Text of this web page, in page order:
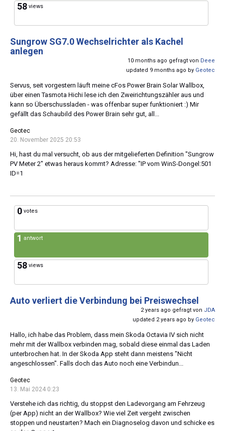
58 views
Sungrow SG7.0 Wechselrichter als Kachel
anlegen
10 months ago gefragt von Deee
updated 9 months ago by Geotec
Servus, seit vorgestern läuft meine cFos Power Brain Solar Wallbox,
über einen Tasmota Hichi lese ich den Zweirichtungszähler aus und
kann so Überschussladen - was offenbar super funktioniert :) Mir
gefällt das Schaubild des Power Brain sehr gut, all...
Geotec
20. November 2025 20:53
Hi, hast du mal versucht, ob aus der mitgelieferten Definition "Sungrow
PV Meter 2" etwas heraus kommt? Adresse: "IP vom WinS-Dongel:501
ID=1
0 votes
1 antwort
58 views
Auto verliert die Verbindung bei Preiswechsel
2 years ago gefragt von JDA
updated 2 years ago by Geotec
Hallo, ich habe das Problem, dass mein Skoda Octavia IV sich nicht
mehr mit der Wallbox verbinden mag, sobald diese einmal das Laden
unterbrochen hat. In der Skoda App steht dann meistens "Nicht
angeschlossen". Falls doch das Auto noch eine Verbindun...
Geotec
13. Mai 2024 0:23
Verstehe ich das richtig, du stoppst den Ladevorgang am Fehrzeug
(per App) nicht an der Wallbox? Wie viel Zeit vergeht zwischen
stoppen und neustarten? Mach ein Diagnoselog davon und schicke es